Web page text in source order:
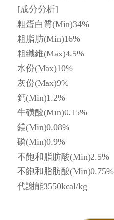
[成分分析]
粗蛋白質(Min)34%
粗脂肪(Min)16%
粗纖維(Max)4.5%
水份(Max)10%
灰份(Max)9%
鈣(Min)1.2%
牛磺酸(Min)0.15%
鎂(Min)0.08%
磷(Min)0.9%
不飽和脂肪酸(Min)2.5%
不飽和脂肪酸(Min)0.75%
代謝能3550kcal/kg